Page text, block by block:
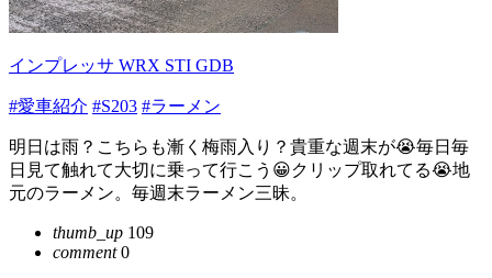
インプレッサ WRX STI GDB
#愛車紹介 #S203 #ラーメン
明日は雨？こちらも漸く梅雨入り？貴重な週末が😭毎日毎
日見て触れて大切に乗って行こう😀クリップ取れてる😭地
元のラーメン。毎週末ラーメン三昧。
thumb_up 109
comment0